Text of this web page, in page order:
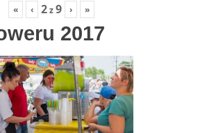
« ‹ 2z9 › »
2017